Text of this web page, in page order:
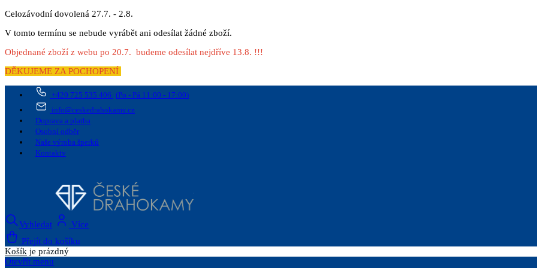
Celozávodní dovolená 27.7. - 2.8.
V tomto termínu se nebude vyrábět ani odesílat žádné zboží.
Objednané zboží z webu po 20.7. budeme odesílat nejdříve 13.8. !!!
DĚKUJEME ZA POCHOPENÍ
+420 725 535 406 (Po - Pá 11:00 - 17:00)
info@ceskedrahokamy.cz
Doprava a platba
Osobní odběr
Naše výroba šperků
Kontakty
Vyhledat
Více
Přejít do košíku
Košík je prázdný
Otevřít menu